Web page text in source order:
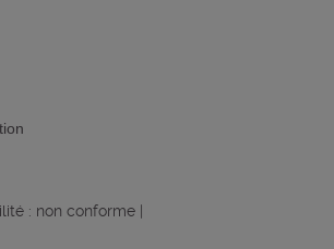
: non conforme